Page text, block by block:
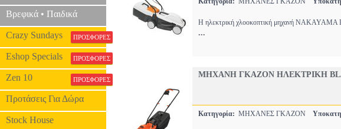
Βρεφικά • Παιδικά
Crazy Sundays ΠΡΟΣΦΟΡΕΣ
Eshop Specials ΠΡΟΣΦΟΡΕΣ
Zen 10 ΠΡΟΣΦΟΡΕΣ
Προτάσεις Για Δώρα
Stock House
Η ηλεκτρική χλοοκοπτική μηχανή NAKAYAMA
...
ΜΗΧΑΝΗ ΓΚΑΖΟΝ ΗΛΕΚΤΡΙΚΗ
Κατηγορία: ΜΗΧΑΝΕΣ ΓΚΑΖΟΝ